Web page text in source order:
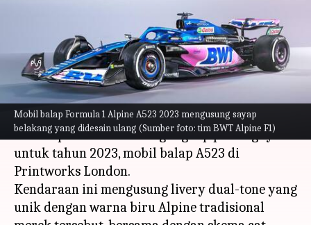
Mobil balap Formula 1 Alpine A523 2023 mengusung sayap
belakang yang didesain ulang (Sumber foto: tim BWT Alpine F1)
menulis Bob Feb 20, 2023 11:29 am
Apa ceritanya
Menjelang musim Formula 1 mendatang, tim
BWT Alpine F1 telah mengungkap pesaingnya
untuk tahun 2023, mobil balap A523 di
Printworks London.
Kendaraan ini mengusung livery dual-tone yang
unik dengan warna biru Alpine tradisional